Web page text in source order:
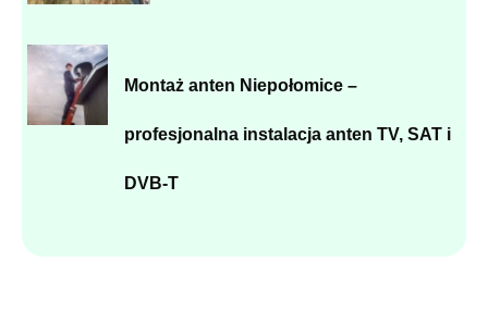
Montaż anten Niepołomice –
profesjonalna instalacja anten TV, SAT i
DVB-T